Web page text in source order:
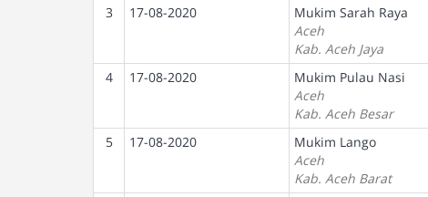
3 17-08-2020
Mukim Sarah Raya
Aceh
Kab. Aceh Jaya
4 17-08-2020
Mukim Pulau Nasi
Aceh
Kab. Aceh Besar
5 17-08-2020
Mukim Lango
Aceh
Kab. Aceh Barat